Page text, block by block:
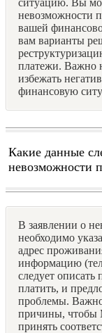
невозможности
вашей
вам варианты
платежи. Важно
избежать
финансовую
Какие данные
невозможности
В заявлении о
необходимо
адрес
информацию
следует
платить, и
проблемы.
причины, чтобы
принять